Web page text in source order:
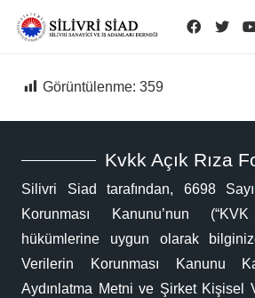
Görüntülenme: 359
Kvkk Açık Rıza
Silivri Siad tarafından, 6698
Korunması Kanunu’nun
hükümlerine uygun olarak
Verilerin Korunması Kanunu
Aydınlatma Metni ve Şirket Kişisel